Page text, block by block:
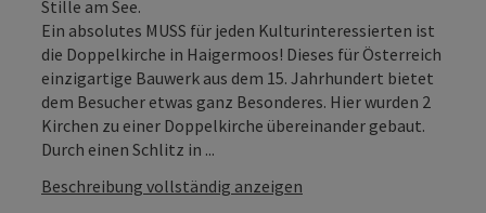
Stille am See.
Ein absolutes MUSS für jeden Kulturinteressierten ist
die Doppelkirche in Haigermoos! Dieses für Österreich
einzigartige Bauwerk aus dem 15. Jahrhundert bietet
dem Besucher etwas ganz Besonderes. Hier wurden 2
Kirchen zu einer Doppelkirche übereinander gebaut.
Durch einen Schlitz in ...
Beschreibung vollständig anzeigen